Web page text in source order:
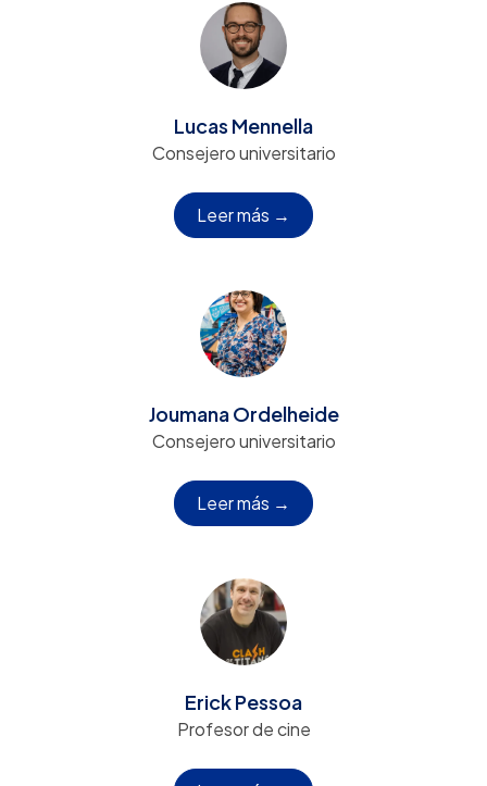
Lucas Mennella
Consejero universitario
Leer más →
Joumana Ordelheide
Consejero universitario
Leer más →
Erick Pessoa
Profesor de cine